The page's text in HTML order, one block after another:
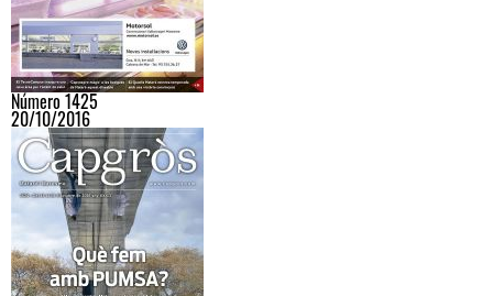
Número 1425
20/10/2016